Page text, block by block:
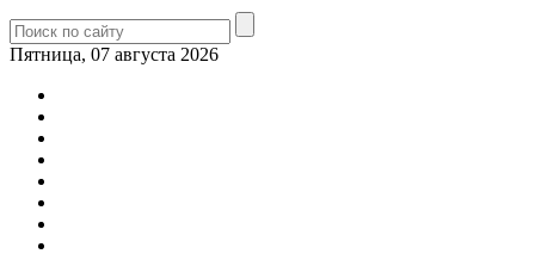
Пятница, 07 августа 2026